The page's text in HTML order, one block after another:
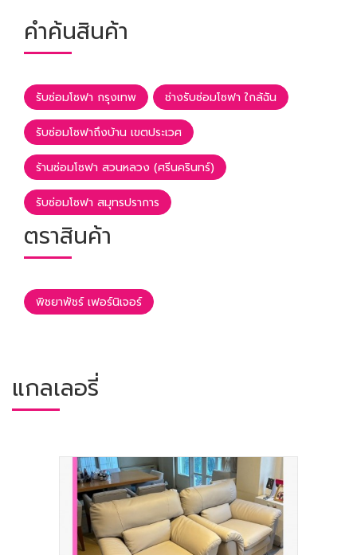
คำค้นสินค้า
รับซ่อมโซฟา กรุงเทพ ช่างรับซ่อมโซฟา ใกล้ฉัน
รับซ่อมโซฟาถึงบ้าน เขตประเวศ
ร้านซ่อมโซฟา สวนหลวง (ศรีนครินทร์)
รับซ่อมโซฟา สมุทรปราการ
ตราสินค้า
พิชยาพัชร์ เฟอร์นิเจอร์
แกลเลอรี่